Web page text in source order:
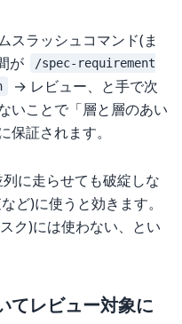
スラッシュコマンド(ま
が
/spec-requirement
→ レビュー、と手で次
いことで「層と層のあい
証されます。
に走らせても破綻しな
ど)に使うと効きます。
ク)には使わない、とい
てレビュー対象に